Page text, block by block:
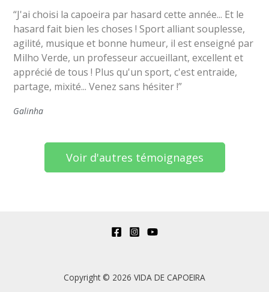
“J'ai choisi la capoeira par hasard cette année... Et le
hasard fait bien les choses ! Sport alliant souplesse,
agilité, musique et bonne humeur, il est enseigné par
Milho Verde, un professeur accueillant, excellent et
apprécié de tous ! Plus qu'un sport, c'est entraide,
partage, mixité... Venez sans hésiter !”
Galinha
Voir d'autres témoignages
Copyright © 2026 VIDA DE CAPOEIRA